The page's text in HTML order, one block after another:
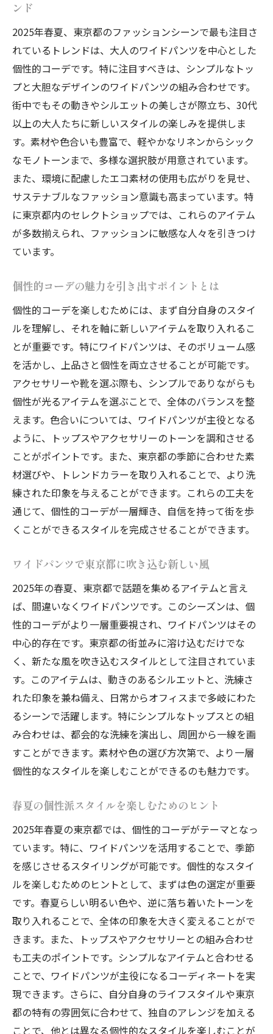
大人のワードローブに欠かせないワイドパ
シンプルさと個性を融合させたスタイルの
作り方
ワイドパンツが与える洗練された印象
大人の余裕を感じさせるワイドパンツの選
び方
素材選びで変わる個性派コーデの魅力
ワイドパンツで表現する大人の魅力
シンプルトップスとワイドパンツで完成する洗
練された大人スタイル
スタイル
大人のスタイルに欠かせない基本アイテム
シンプル＆エレガントなスタイルの秘訣
ワードローブに追加すべきシンプルトップ
ス
日常で取り入れる大人スタイルのコツ
2025年春夏東京都の街に映えるワイドパンツコ
ーデの秘訣
東京都に馴染むワイドパンツの色選び
春夏の季節感を取り入れたスタイリング
東京都の街と調和するコーディネート
ワイドパンツで引き立つ街の魅力
案
ワイドパンツと季節の小物で華やかさをプ
ラス
30代からの個性的ファッションワイドパンツの
魅力
30代の方におすすめのワイドパンツスタイ
ル
個性的コーデで実現する大人の余裕
年齢を重ねるごとに楽しむファッションの
秘訣
ワイドパンツがもたらす大人ファッション
の進化
30代の魅力を引き出すカジュアルスタイル
ト
オフィスカジュアルを個性的に変えるワイドパ
オフィスでも使えるワイドパンツの選び方
個性を反映させた洗練オフィススタイル
ワイドパンツでオフィスカジュアルに新風
を
ビジネスシーンでの個性的コーデの提案
オフィスで映えるアクセサリーの選び方
職場で差をつける大人のファッション
ンド
2025年春夏、東京都のファッションシーンで最も注目さ
れているトレンドは、大人のワイドパンツを中心とした
個性的コーデです。特に注目すべきは、シンプルなトッ
プと大胆なデザインのワイドパンツの組み合わせです。
街中でもその動きやシルエットの美しさが際立ち、30代
以上の大人たちに新しいスタイルの楽しみを提供しま
す。素材や色合いも豊富で、軽やかなリネンからシック
なモノトーンまで、多様な選択肢が用意されています。
また、環境に配慮したエコ素材の使用も広がりを見せ、
サステナブルなファッション意識も高まっています。特
に東京都内のセレクトショップでは、これらのアイテム
が多数揃えられ、ファッションに敏感な人々を引きつけ
ています。
個性的コーデの魅力を引き出すポイントとは
個性的コーデを楽しむためには、まず自分自身のスタイ
ルを理解し、それを軸に新しいアイテムを取り入れるこ
とが重要です。特にワイドパンツは、そのボリューム感
を活かし、上品さと個性を両立させることが可能です。
アクセサリーや靴を選ぶ際も、シンプルでありながらも
個性が光るアイテムを選ぶことで、全体のバランスを整
えます。色合いについては、ワイドパンツが主役となる
ように、トップスやアクセサリーのトーンを調和させる
ことがポイントです。また、東京都の季節に合わせた素
材選びや、トレンドカラーを取り入れることで、より洗
練された印象を与えることができます。これらの工夫を
通じて、個性的コーデが一層輝き、自信を持って街を歩
くことができるスタイルを完成させることができます。
ワイドパンツで東京都に吹き込む新しい風
2025年の春夏、東京都で話題を集めるアイテムと言え
ば、間違いなくワイドパンツです。このシーズンは、個
性的コーデがより一層重要視され、ワイドパンツはその
中心的存在です。東京都の街並みに溶け込むだけでな
く、新たな風を吹き込むスタイルとして注目されていま
す。このアイテムは、動きのあるシルエットと、洗練さ
れた印象を兼ね備え、日常からオフィスまで多岐にわた
るシーンで活躍します。特にシンプルなトップスとの組
み合わせは、都会的な洗練を演出し、周囲から一線を画
すことができます。素材や色の選び方次第で、より一層
個性的なスタイルを楽しむことができるのも魅力です。
春夏の個性派スタイルを楽しむためのヒント
2025年春夏の東京都では、個性的コーデがテーマとなっ
ています。特に、ワイドパンツを活用することで、季節
を感じさせるスタイリングが可能です。個性的なスタイ
ルを楽しむためのヒントとして、まずは色の選定が重要
です。春夏らしい明るい色や、逆に落ち着いたトーンを
取り入れることで、全体の印象を大きく変えることがで
きます。また、トップスやアクセサリーとの組み合わせ
も工夫のポイントです。シンプルなアイテムと合わせる
ことで、ワイドパンツが主役になるコーディネートを実
現できます。さらに、自分自身のライフスタイルや東京
都の特有の雰囲気に合わせて、独自のアレンジを加える
ことで、他とは異なる個性的なスタイルを楽しむことが